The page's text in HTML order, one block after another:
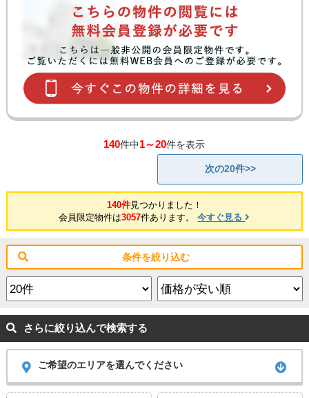
140件中1～20件を表示
次の20件>>
140件見つかりました！
会員限定物件は3057件あります。今すぐ見る
条件を絞り込む
さらに絞り込んで検索する
ご希望のエリアを選んでください